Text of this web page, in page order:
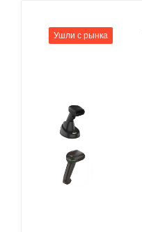
Ушли с рынка